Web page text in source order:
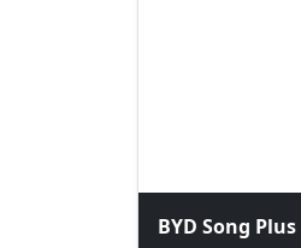
BYD Song Plus